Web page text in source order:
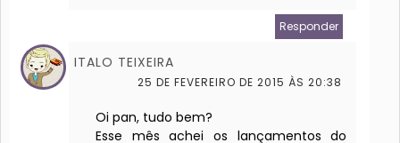
Responder
ITALO TEIXEIRA
25 DE FEVEREIRO DE 2015 ÀS 20:38
Oi pan, tudo bem?
Esse mês achei os lançamentos do